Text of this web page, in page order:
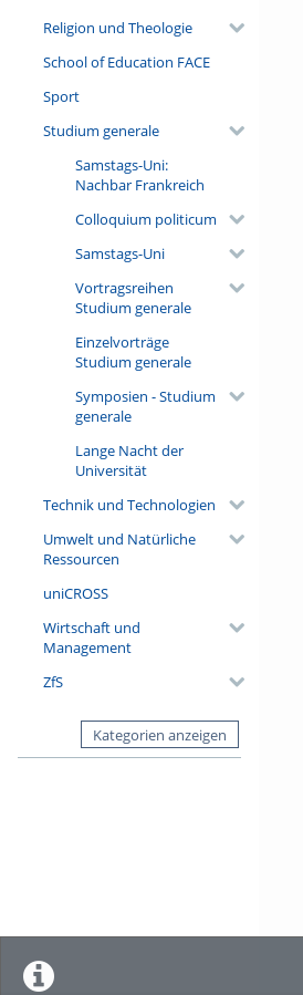
Religion und Theologie
School of Education FACE
Sport
Studium generale
Samstags-Uni:
Nachbar Frankreich
Colloquium politicum
Samstags-Uni
Vortragsreihen
Studium generale
Einzelvorträge
Studium generale
Symposien - Studium
generale
Lange Nacht der
Universität
Technik und Technologien
Umwelt und Natürliche
Ressourcen
uniCROSS
Wirtschaft und
Management
ZfS
Kategorien anzeigen